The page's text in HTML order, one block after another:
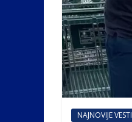
NAJNOVIJE VESTI